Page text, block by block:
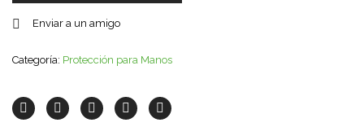
Enviar a un amigo
Categoría: Protección para Manos